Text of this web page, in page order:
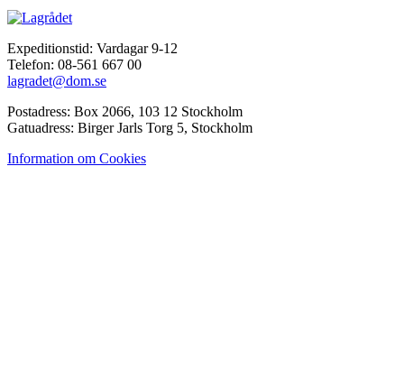
Expeditionstid: Vardagar 9-12
Telefon: 08-561 667 00
lagradet@dom.se
Postadress: Box 2066, 103 12 Stockholm
Gatuadress: Birger Jarls Torg 5, Stockholm
Information om Cookies